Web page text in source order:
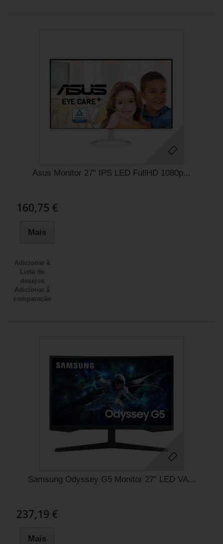
Asus Monitor 27" IPS LED FullHD 1080p...
160,75 €
Mais
Adicionar à
Lista de
desejos
Adicionar à
comparação
Samsung Odyssey G5 Monitor 27" LED VA...
237,19 €
Mais